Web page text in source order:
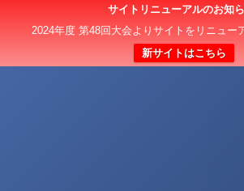
サイトリニューアルのお知
2024年度 第48回大会よりサイトをリニュー
新サイトはこちら